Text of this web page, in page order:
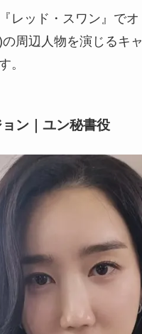
レッド・スワン』でオ
周辺人物を演じるキ
。
ン｜ユン秘書役